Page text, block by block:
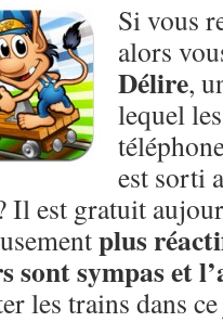
Si vous
alors
Délire,
lequel
est sorti
Il est gratuit
plus
sont sympas et
les trains dans